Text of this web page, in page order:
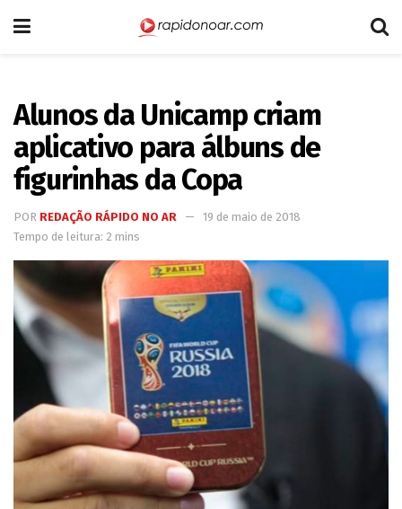
Alunos da Unicamp criam
aplicativo para álbuns de
figurinhas da Copa
POR REDAÇÃO RÁPIDO NO AR
19 de maio de 2018
Tempo de leitura: 2 mins